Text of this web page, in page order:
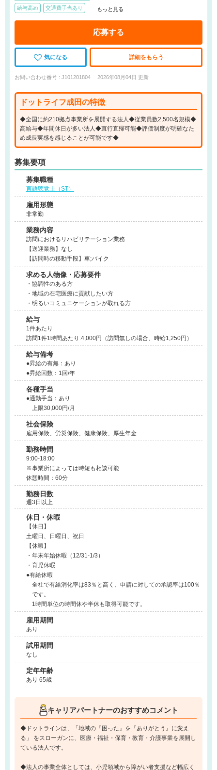
給与高め 交通費手当あり もっと見る
応募する
気になる 詳細をもらう
お問い合わせ番号 : J101201804 2026年08月04日 更新
ドットライフ成田の特徴
◆全国に約210拠点事業所を展開する法人◆従業員数2,500名規模◆
高給与◆年間休日が多い法人◆直行直帰可能◆評価制度が明確なた
め成長実感を感じることが可能です◆
募集要項
募集職種
言語聴覚士（ST）
雇用形態
非常勤
業務内容
訪問におけるリハビリテーション業務
【送迎業務】なし
【訪問時の移動手段】車;バイク
求める人物像・応募要件
・協調性のある方
・地域の在宅医療に貢献したい方
・明るいコミュニケーションが取れる方
給与
1件あたり
訪問1件1時間あたり:4,000円（訪問無しの場合、時給1,250円）
給与備考
●昇給の有無：あり
●昇給回数：1回/年
各種手当
●通勤手当：あり
上限30,000円/月
社会保険
雇用保険、労災保険、健康保険、厚生年金
勤務時間
9:00-18:00
※事業所によっては時短も相談可能
休憩時間：60分
勤務日数
週3日以上
休日・休暇
【休日】
土曜日、日曜日、祝日
【休暇】
・年末年始休暇（12/31-1/3）
・育児休暇
●有給休暇
全社で有給消化率は83％と高く、申請に対しての承認率は100％
です。
1時間単位の時間休や半休も取得可能です。
雇用期間
あり
試用期間
なし
定年年齢
あり 65歳
キャリアパートナーのおすすめコメント
◆ドットラインは、「地域の『困った』を『ありがとう』に変え
る」 をスローガンに、医療・福祉・保育・教育・介護事業を展開し
ている法人です。
◆法人の事業全体としては、小児領域から障がい者支援など幅広く